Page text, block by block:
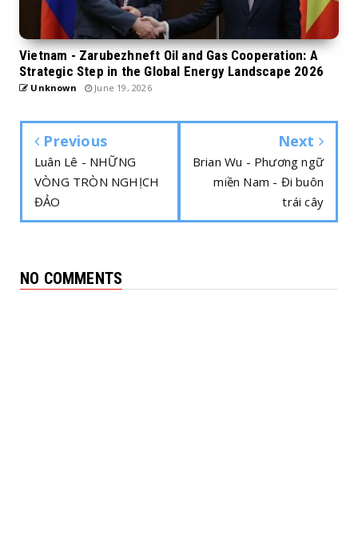
Vietnam - Zarubezhneft Oil and Gas Cooperation: A
Strategic Step in the Global Energy Landscape 2026
Unknown June 19, 2026
Previous
Luân Lê - NHỮNG
VÒNG TRÒN NGHỊCH
ĐẢO
Next
Brian Wu - Phương ngữ
miền Nam - Đi buôn
trái cây
NO COMMENTS